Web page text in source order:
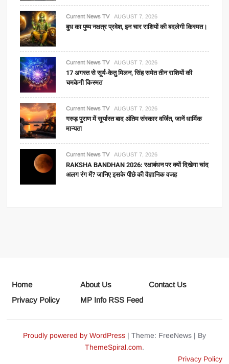
Current News TV AUGUST 7, 2026
बुध का पुष्य नक्षत्र प्रवेश, इन चार राशियों की बदलेगी किस्मत।
Current News TV AUGUST 7, 2026
17 अगस्त से सूर्य-केतु मिलन, सिंह समेत तीन राशियों की
चमकेगी किस्मत
Current News TV AUGUST 7, 2026
गरुड़ पुराण में सूर्यास्त बाद अंतिम संस्कार वर्जित, जानें धार्मिक
मान्यता
Current News TV AUGUST 7, 2026
RAKSHA BANDHAN 2026: रक्षाबंधन पर क्यों दिखेगा चांद
अलग रंग में? जानिए इसके पीछे की वैज्ञानिक वजह
Home About Us
Contact Us
Privacy Policy
MP Info RSS Feed
Proudly powered by WordPress | Theme: FreeNews | By
ThemeSpiral.com.
Privacy Policy